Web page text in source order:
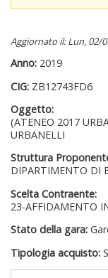
Aggiornato il: Lun, 02/
Anno: 2019
CIG: ZB12743FD6
Oggetto:
(ATENEO 2017
URBANELLI
Struttura
DIPARTIMENTO DI
Scelta Contraente:
23-AFFIDAMENTO
Stato della gara:
Tipologia acquisto: